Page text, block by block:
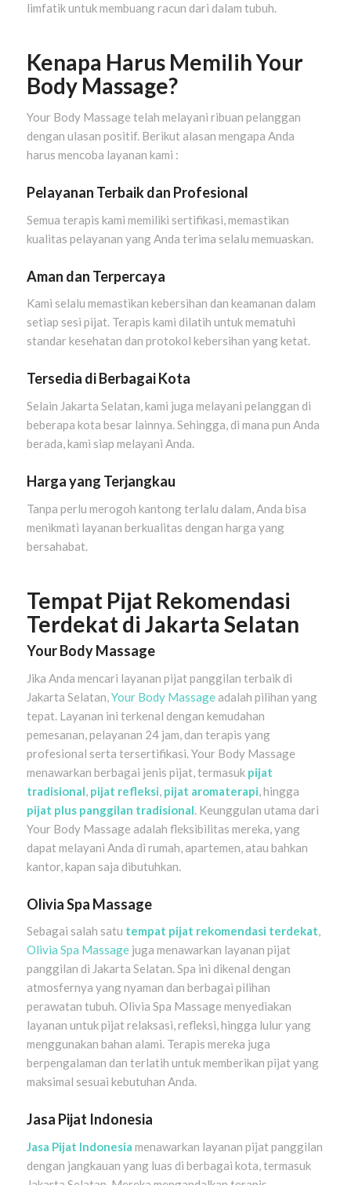
limfatik untuk membuang racun dari dalam tubuh.
Kenapa Harus Memilih Your
Body Massage?
Your Body Massage telah melayani ribuan pelanggan
dengan ulasan positif. Berikut alasan mengapa Anda
harus mencoba layanan kami :
Pelayanan Terbaik dan Profesional
Semua terapis kami memiliki sertifikasi, memastikan
kualitas pelayanan yang Anda terima selalu memuaskan.
Aman dan Terpercaya
Kami selalu memastikan kebersihan dan keamanan dalam
setiap sesi pijat. Terapis kami dilatih untuk mematuhi
standar kesehatan dan protokol kebersihan yang ketat.
Tersedia di Berbagai Kota
Selain Jakarta Selatan, kami juga melayani pelanggan di
beberapa kota besar lainnya. Sehingga, di mana pun Anda
berada, kami siap melayani Anda.
Harga yang Terjangkau
Tanpa perlu merogoh kantong terlalu dalam, Anda bisa
menikmati layanan berkualitas dengan harga yang
bersahabat.
Tempat Pijat Rekomendasi
Terdekat di Jakarta Selatan
Your Body Massage
Jika Anda mencari layanan pijat panggilan terbaik di
Jakarta Selatan,Your Body Massageadalah pilihan yang
tepat. Layanan ini terkenal dengan kemudahan
pemesanan, pelayanan 24 jam, dan terapis yang
profesional serta tersertifikasi. Your Body Massage
menawarkan berbagai jenis pijat, termasuk pijat
tradisional, pijat refleksi, pijat aromaterapi, hingga
pijat plus panggilan tradisional. Keunggulan utama dari
Your Body Massage adalah fleksibilitas mereka, yang
dapat melayani Anda di rumah, apartemen, atau bahkan
kantor, kapan saja dibutuhkan.
Olivia Spa Massage
Sebagai salah satu tempat pijat rekomendasi terdekat,
Olivia Spa Massagejuga menawarkan layanan pijat
panggilan di Jakarta Selatan. Spa ini dikenal dengan
atmosfernya yang nyaman dan berbagai pilihan
perawatan tubuh. Olivia Spa Massage menyediakan
layanan untuk pijat relaksasi, refleksi, hingga lulur yang
menggunakan bahan alami. Terapis mereka juga
berpengalaman dan terlatih untuk memberikan pijat yang
maksimal sesuai kebutuhan Anda.
Jasa Pijat Indonesia
Jasa Pijat Indonesia menawarkan layanan pijat panggilan
dengan jangkauan yang luas di berbagai kota, termasuk